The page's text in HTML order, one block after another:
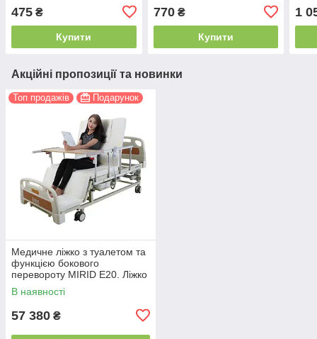
475 ₴
Купити
770₴
Купити
1
Акційні пропозиції та новинки
Топ продажів Подарунок
Медичне ліжко з туалетом та
функцією бокового
перевороту MIRID E20. Ліжко
для реабілітації інваліда.
В наявності
57 380 ₴